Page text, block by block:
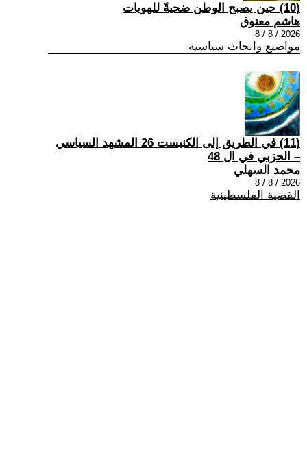
(10) حين يصبح الوطن ضحيةً للهويات
هاشم معتوق
2026 / 8 / 8
مواضيع وابحاث سياسية
(11) في الطريق إلى الكنيست 26 المشهد السياسي
– الحزبي في ال 48
محمد السهلي
2026 / 8 / 8
القضية الفلسطينية